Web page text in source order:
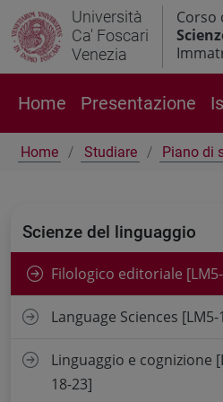
Università
Ca' Foscari
Venezia
Corso
Home Presentazione
Home Studiare Piano di
Scienze del linguaggio
Filologico editoriale
Language Sciences [LM5-
Linguaggio e cognizione
18-23]